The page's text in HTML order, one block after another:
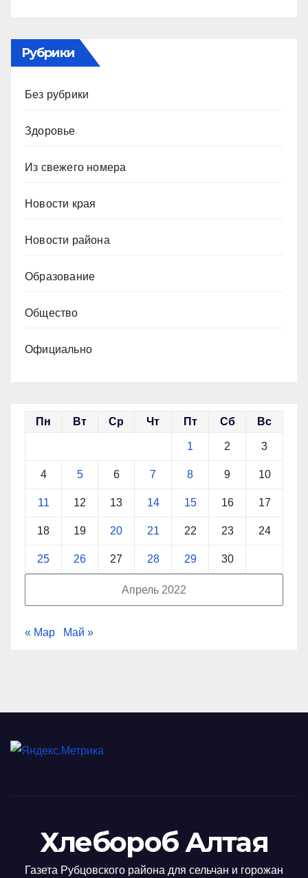
Рубрики
Без рубрики
Здоровье
Из свежего номера
Новости края
Новости района
Образование
Общество
Официально
Апрель 2022
Пн Вт Ср Чт Пт Сб Вс
1 2 3
4 5 6 7 8 9 10
11 12 13 14 15 16 17
18 19 20 21 22 23 24
25 26 27 28 29 30
« Мар Май »
Хлебороб Алтая
Газета Рубцовского района для сельчан и горожан